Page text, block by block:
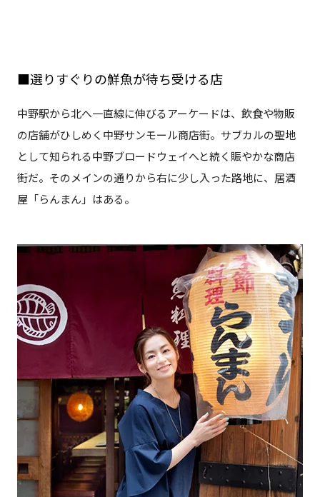
■選りすぐりの鮮魚が待ち受ける店
中野駅から北へ一直線に伸びるアーケードは、飲食や物販
の店舗がひしめく中野サンモール商店街。サブカルの聖地
として知られる中野ブロードウェイへと続く賑やかな商店
街だ。そのメインの通りから右に少し入った路地に、居酒
屋「らんまん」はある。